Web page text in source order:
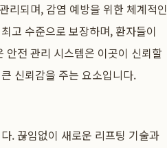
리되며, 감염 예방을 위한 체계적인
고 수준으로 보장하며, 환자들이
안전 관리 시스템은 이곳이 신뢰할
신뢰감을 주는 요소입니다.
. 끊임없이 새로운 리프팅 기술과